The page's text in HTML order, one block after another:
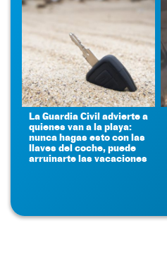
La Guardia Civil advierte a
quienes van a la playa:
nunca hagas esto con las
llaves del coche, puede
arruinarte las vacaciones